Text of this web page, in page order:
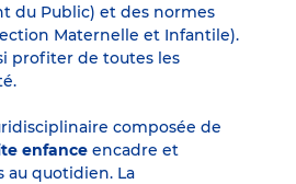
du Public) et des normes
Maternelle et Infantile).
profiter de toutes les
composée de
enfance encadre et
au quotidien. La